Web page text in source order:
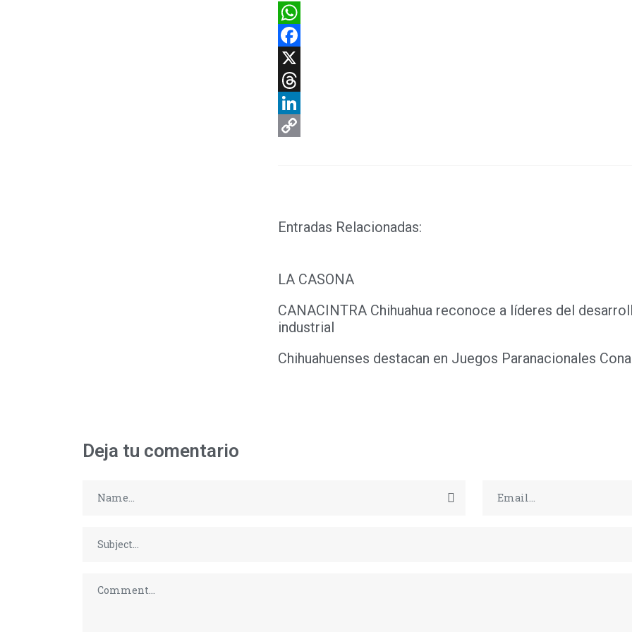
WhatsApp
Facebook
X
Threads
LinkedIn
Entradas Relacionadas:
LA CASONA
CANACINTRA Chihuahua reconoce a líderes del
industrial
Chihuahuenses destacan en Juegos Paranacionales
Deja tu comentario